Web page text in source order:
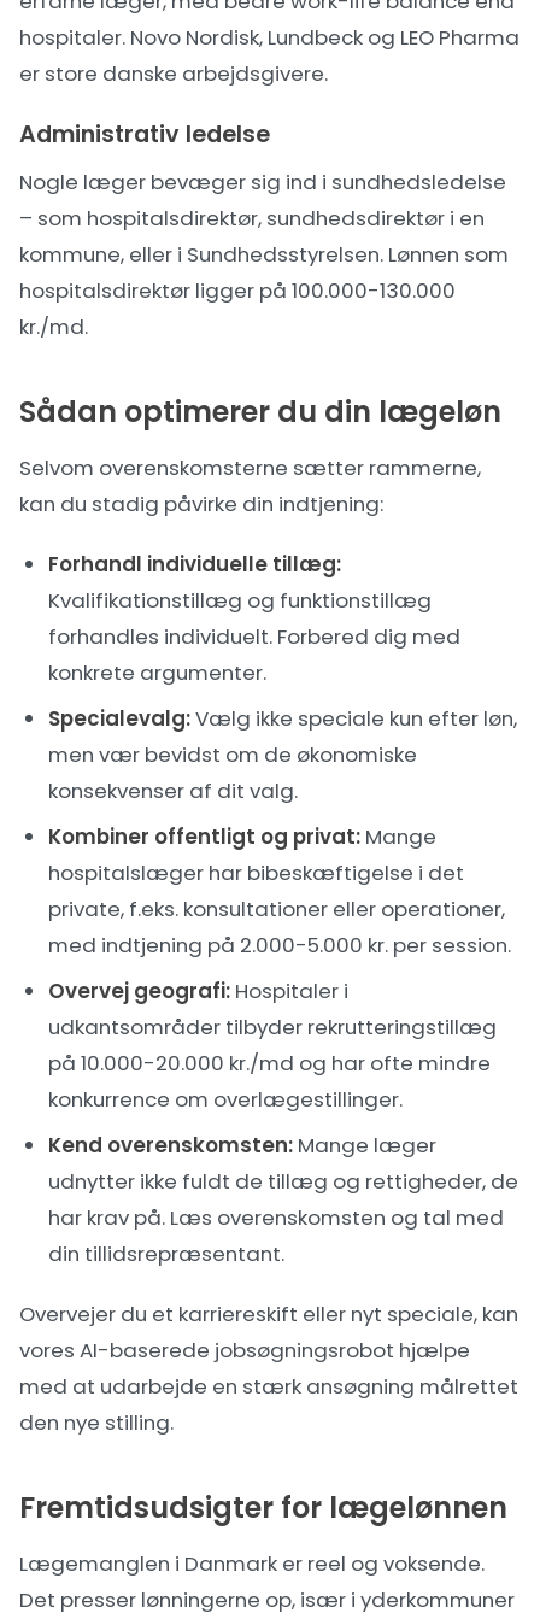
hospitaler. Novo Nordisk, Lundbeck og LEO Pharma
er store danske arbejdsgivere.
Administrativ ledelse
Nogle læger bevæger sig ind i sundhedsledelse
– som hospitalsdirektør, sundhedsdirektør i en
kommune, eller i Sundhedsstyrelsen. Lønnen som
hospitalsdirektør ligger på 100.000-130.000
kr./md.
Sådan optimerer du din lægeløn
Selvom overenskomsterne sætter rammerne,
kan du stadig påvirke din indtjening:
Forhandl individuelle tillæg:
Kvalifikationstillæg og funktionstillæg
forhandles individuelt. Forbered dig med
konkrete argumenter.
Specialevalg:Vælg ikke speciale kun efter løn,
men vær bevidst om de økonomiske
konsekvenser af dit valg.
Kombiner offentligt og privat: Mange
hospitalslæger har bibeskæftigelse i det
private, f.eks. konsultationer eller operationer,
med indtjening på 2.000-5.000 kr. per session.
Overvej geografi: Hospitaler i
udkantsområder tilbyder rekrutteringstillæg
på 10.000-20.000 kr./md og har ofte mindre
konkurrence om overlægestillinger.
Kend overenskomsten: Mange læger
udnytter ikke fuldt de tillæg og rettigheder, de
har krav på. Læs overenskomsten og tal med
din tillidsrepræsentant.
Overvejer du et karriereskift eller nyt speciale, kan
vores AI-baserede jobsøgningsrobot hjælpe
med at udarbejde en stærk ansøgning målrettet
den nye stilling.
Fremtidsudsigter for lægelønnen
Lægemanglen i Danmark er reel og voksende.
Det presser lønningerne op, især i yderkommuner